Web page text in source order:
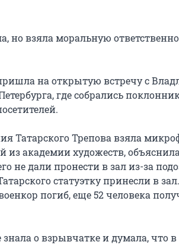
но взяла моральную
на открытую встречу с
где собрались
Татарского Трепова взяла
из академии художеств,
не дали пронести в зал из-за
статуэтку принесли в
погиб, еще 52 человека
о взрывчатке и думала, что в